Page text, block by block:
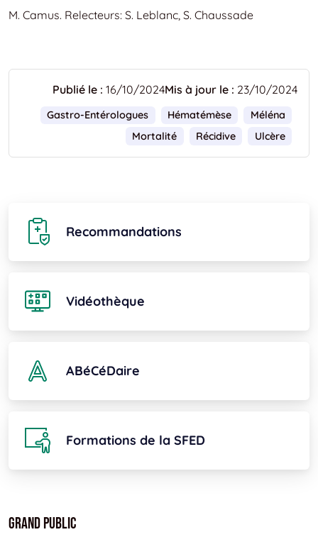
M. Camus. Relecteurs: S. Leblanc, S. Chaussade
Publié le : 16/10/2024Mis à jour le : 23/10/2024
Gastro-Entérologues Hématémèse
Méléna
Mortalité
Récidive Ulcère
Recommandations
Vidéothèque
ABéCéDaire
Formations de la SFED
Grand public